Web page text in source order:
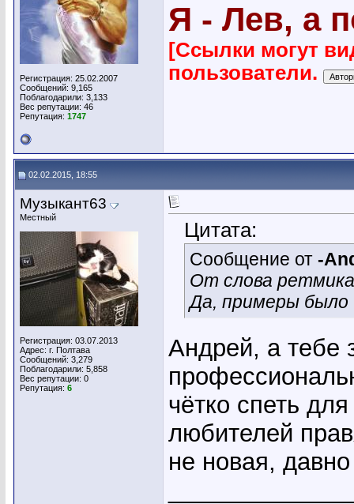
Регистрация: 25.02.2007
Сообщений: 9,165
Поблагодарили: 3,133
Вес репутации: 46
Репутация: 1747
Я - Лев, а
[Ссылки могут
пользователи.
02.02.2015, 18:55
Музыкант63
Местный
Регистрация: 03.07.2013
Адрес: г. Полтава
Сообщений: 3,279
Поблагодарили: 5,858
Вес репутации: 0
Репутация: 6
Цитата:
Сообщение от -
От слова
Да, примеры было
Андрей, а тебе
чётко спеть
любителей
не новая,